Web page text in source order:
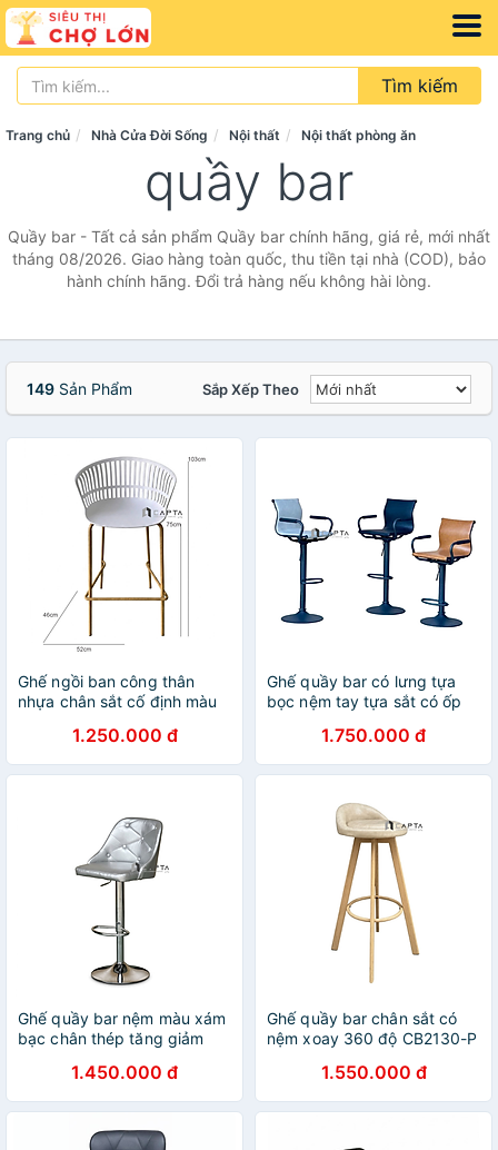
Tìm kiếm
Trang chủ Nhà Cửa Đời Sống Nội thất Nội thất phòng ăn
quầy bar
Quầy bar - Tất cả sản phẩm Quầy bar chính hãng, giá rẻ, mới nhất
tháng 08/2026. Giao hàng toàn quốc, thu tiền tại nhà (COD), bảo
hành chính hãng. Đổi trả hàng nếu không hài lòng.
149 Sản Phẩm Sắp Xếp Theo
Ghế ngồi ban công thân
nhựa chân sắt cố định màu
thất Capta1.250.000 đ
Ghế quầy bar có lưng tựa
bọc nệm tay tựa sắt có ốp
1.750.000 đ
Ghế quầy bar nệm màu xám
bạc chân thép tăng giảm
1.450.000 đ
Ghế quầy bar chân sắt có
nệm xoay 360 độ CB2130-P
1.550.000 đ